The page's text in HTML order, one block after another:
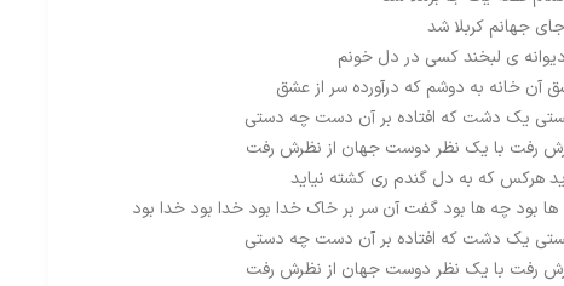
جهانم کربلا شد
دیوانه ی لبخند کسی در دل خونم
آن خانه به دوشم که درآورده سر از عشق
یک دشت که افتاده بر آن دست چه دستی
رفت با یک نظر دوست جهان از نظرش رفت
هرکس که به دل گندم ری کشته نیاید
بود چه ها بود گفت آن سر بر خاک خدا بود خدا بود خدا بود
یک دشت که افتاده بر آن دست چه دستی
رفت با یک نظر دوست جهان از نظرش رفت